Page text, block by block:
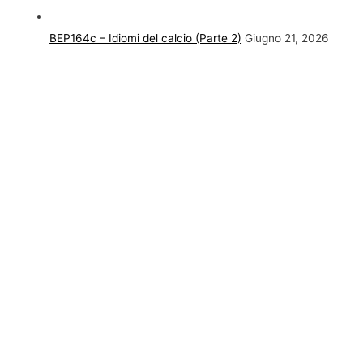
BEP164c – Idiomi del calcio (Parte 2) Giugno 21, 2026